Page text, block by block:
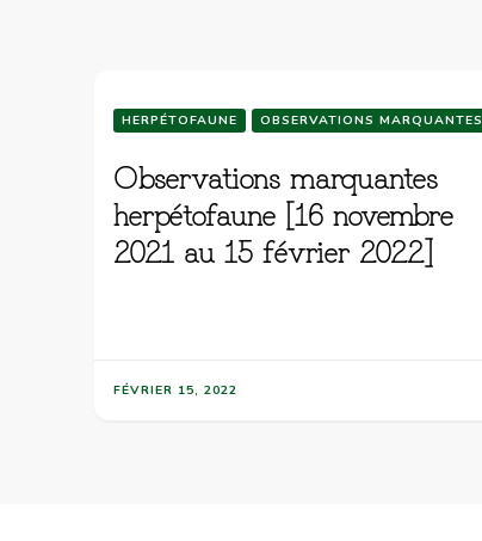
HERPÉTOFAUNE OBSERVATIONS MARQUANTES
Observations marquantes
herpétofaune [16 novembre
2021 au 15 février 2022]
FÉVRIER 15, 2022